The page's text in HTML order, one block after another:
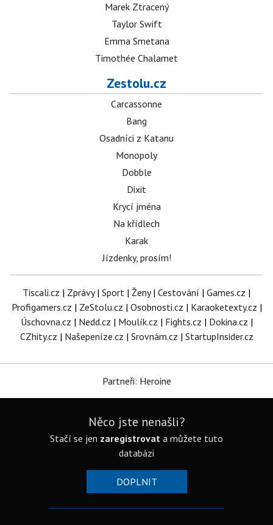
Marek Ztracený
Taylor Swift
Emma Smetana
Timothée Chalamet
Zestolu.cz
Carcassonne
Bang
Osadníci z Katanu
Monopoly
Dobble
Dixit
Krycí jména
Na křídlech
Karak
Jízdenky, prosím!
Tiscali.cz | Zprávy| Sport | Ženy| Cestování | Games.cz |
Profigamers.cz | ZeStolu.cz | Osobnosti.cz | Karaoketexty.cz |
Úschovna.cz | Nedd.cz | Moulík.cz | Fights.cz | Dokina.cz |
CZhity.cz | Našepeníze.cz | Srovnám.cz | StartupInsider.cz
Partneři: Heroine
Něco jste nenašli?
Stačí se jen zaregistrovat a můžete tuto
databázi
DOPLNIT